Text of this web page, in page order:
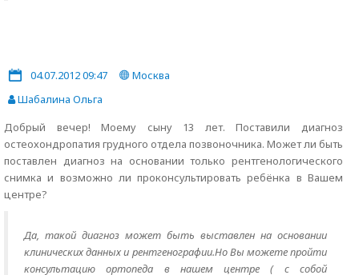
04.07.2012 09:47
Москва
Шабалина Ольга
Добрый вечер! Моему сыну 13 лет. Поставили диагноз
остеохондропатия грудного отдела позвоночника. Может ли быть
поставлен диагноз на основании только рентгенологического
снимка и возможно ли проконсультировать ребёнка в Вашем
центре?
Да, такой диагноз может быть выставлен на основании
клинических данных и рентгенографии.Но Вы можете пройти
консультацию ортопеда в нашем центре ( с собой